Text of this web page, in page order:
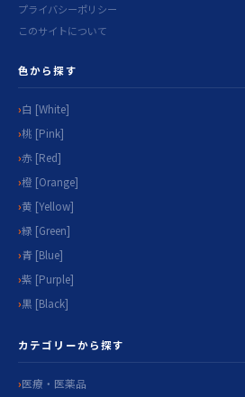
プライバシーポリシー
このサイトについて
色から探す
白 [White]
桃 [Pink]
赤 [Red]
橙 [Orange]
黄 [Yellow]
緑 [Green]
青 [Blue]
紫 [Purple]
黒 [Black]
カテゴリーから探す
医療・医薬品